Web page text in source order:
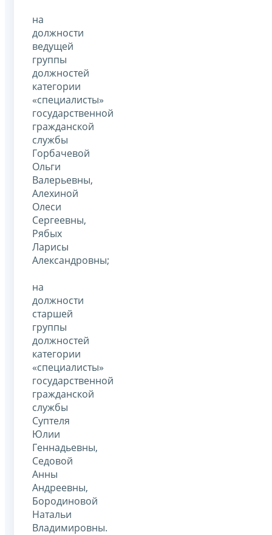
на
должности
ведущей
группы
должностей
категории
«специалисты»
государственной
гражданской
службы
Горбачевой
Ольги
Валерьевны,
Алехиной
Олеси
Сергеевны,
Рябых
Ларисы
Александровны;
на
должности
старшей
группы
должностей
категории
«специалисты»
государственной
гражданской
службы
Суптеля
Юлии
Геннадьевны,
Седовой
Анны
Андреевны,
Бородиновой
Натальи
Владимировны.